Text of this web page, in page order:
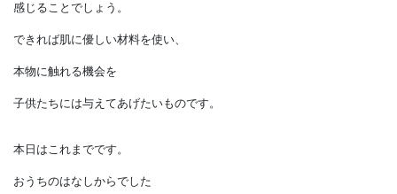
微風を感じることもできます。
この触覚を使えば、
コンクリートか
手で触った感覚だけで